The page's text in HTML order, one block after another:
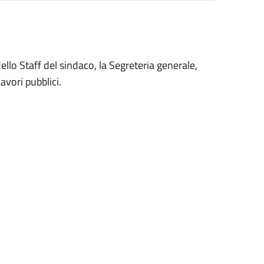
Staff del sindaco, la Segreteria generale,
pubblici.